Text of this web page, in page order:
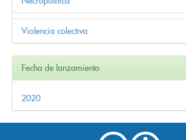
Violencia colectiva
Fecha de lanzamiento
2020